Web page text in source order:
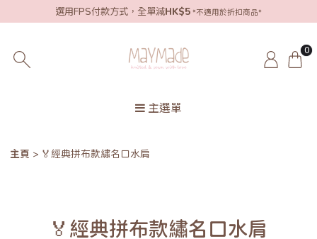
選用FPS付款方式，全單減HK$5 *不適用於折扣商品*
0
主選單
主頁 🏅經典拼布款繡名口水肩
🏅經典拼布款繡名口水肩